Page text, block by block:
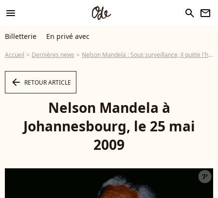
menu search newsletter
Billetterie En privé avec
Accueil Dernières news Nelson Mandela : Sous surveillance, il quitte l'hôpital
arrow_left RETOUR ARTICLE
Nelson Mandela à
Johannesbourg, le 25 mai
2009